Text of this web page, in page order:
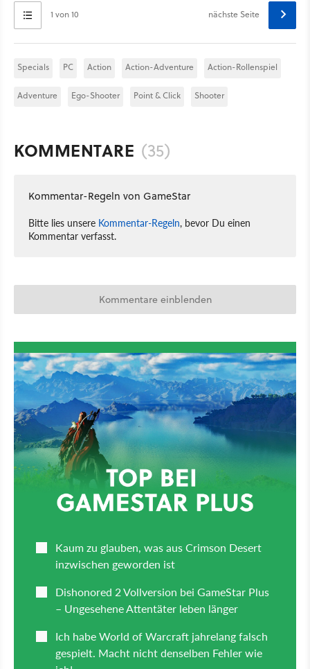
1 von 10 nächste Seite
Specials PC Action Action-Adventure Action-Rollenspiel
Adventure Ego-Shooter Point & Click Shooter
KOMMENTARE (35)
Kommentar-Regeln von GameStar
Bitte lies unsere Kommentar-Regeln, bevor Du einen
Kommentar verfasst.
Kommentare einblenden